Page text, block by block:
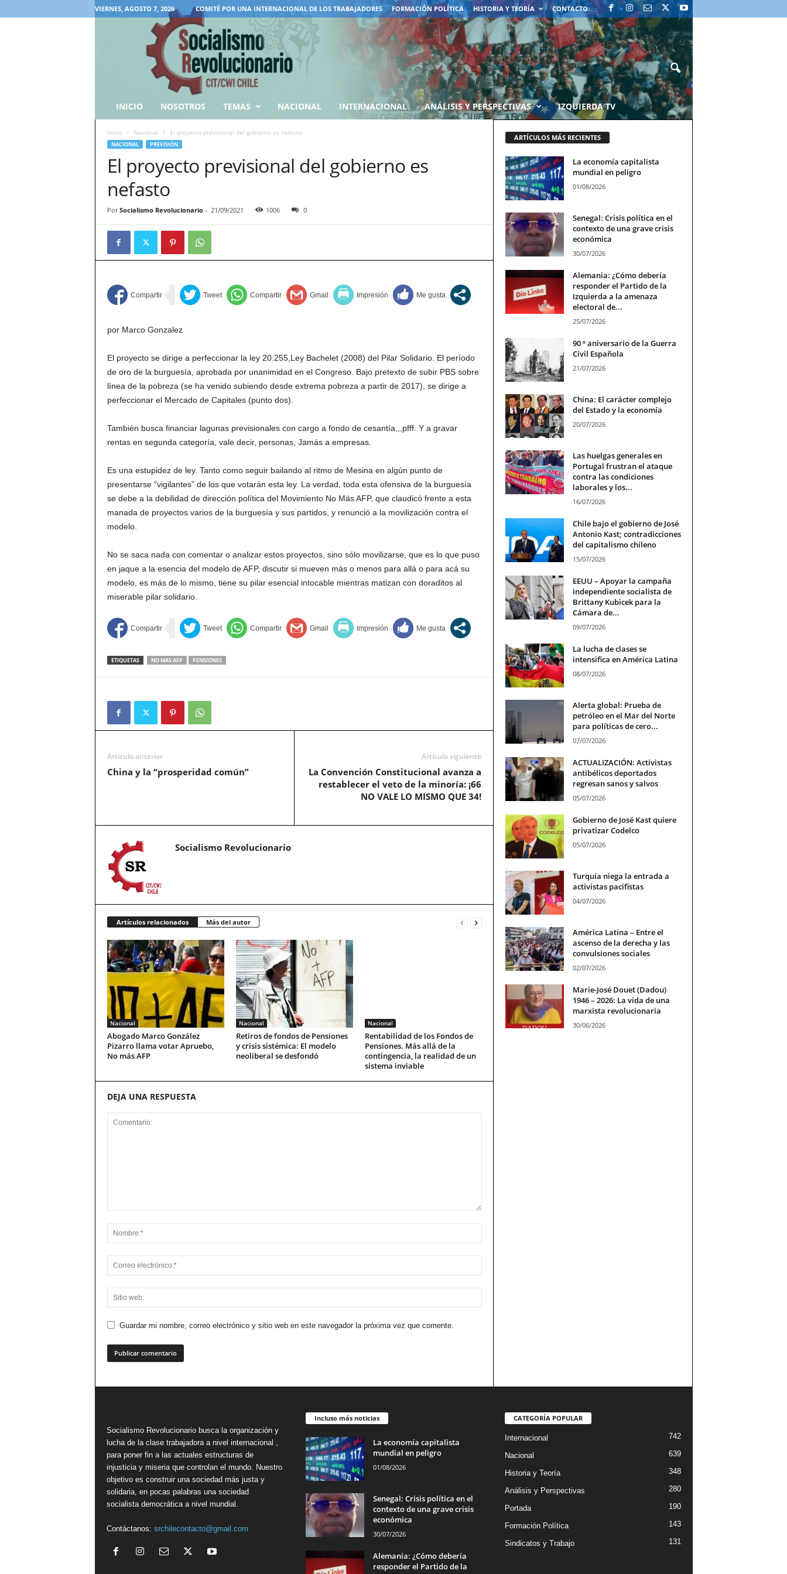
VIERNES, AGOSTO 7, 2026 COMITÉ POR UNA INTERNACIONAL DE LOS TRABAJADORES FORMACIÓN POLÍTICA HISTORIA Y TEORÍA CONTACTO
INICIO NOSOTROS TEMAS NACIONAL INTERNACIONAL ANÁLISIS Y PERSPECTIVAS IZQUIERDA TV
Inicio Nacional El proyecto previsional del gobierno es nefasto
NACIONAL PREVISIÓN
El proyecto previsional del gobierno es
nefasto
Por Socialismo Revolucionario- 21/09/2021 1006 0
por Marco Gonzalez
El proyecto se dirige a perfeccionar la ley 20.255,Ley Bachelet (2008) del Pilar Solidario. El período
de oro de la burguesía, aprobada por unanimidad en el Congreso. Bajo pretexto de subir PBS sobre
línea de la pobreza (se ha venido subiendo desde extrema pobreza a partir de 2017), se dirige a
perfeccionar el Mercado de Capitales (punto dos).
También busca financiar lagunas previsionales con cargo a fondo de cesantía,,,pfff. Y a gravar
rentas en segunda categoría, vale decir, personas, Jamás a empresas.
Es una estupidez de ley. Tanto como seguir bailando al ritmo de Mesina en algún punto de
presentarse “vigilantes” de los que votarán esta ley. La verdad, toda esta ofensiva de la burguesía
se debe a la debilidad de dirección política del Movimiento No Mäs AFP, que claudicó frente a esta
manada de proyectos varios de la burguesía y sus partidos, y renunció a la movilización contra el
modelo.
No se saca nada con comentar o analizar estos proyectos, sino sólo movilizarse, que es lo que puso
en jaque a la esencia del modelo de AFP, discutir si mueven más o menos para allá o para acá su
modelo, es más de lo mismo, tiene su pilar esencial intocable mientras matizan con doraditos al
miserable pilar solidario.
ETIQUETAS NO MAS AFP PENSIONES
Artículo anterior
China y la “prosperidad común”
Artículo siguiente
La Convención Constitucional avanza a
restablecer el veto de la minoría: ¡66
NO VALE LO MISMO QUE 34!
Socialismo Revolucionario
Artículos relacionados Más del autor
Nacional
Abogado Marco González
Pizarro llama votar Apruebo,
No más AFP
Nacional
Retiros de fondos de Pensiones
y crisis sistémica: El modelo
neoliberal se desfondó
Nacional
Rentabilidad de los Fondos de
Pensiones. Más allá de la
contingencia, la realidad de un
sistema inviable
DEJA UNA RESPUESTA
Guardar mi nombre, correo electrónico y sitio web en este navegador la próxima vez que comente.
ARTÍCULOS MÁS RECIENTES
La economía capitalista
mundial en peligro
01/08/2026
Senegal: Crisis política en el
contexto de una grave crisis
económica
30/07/2026
Alemania: ¿Cómo debería
responder el Partido de la
Izquierda a la amenaza
electoral de...
25/07/2026
90 º aniversario de la Guerra
Civil Española
21/07/2026
China: El carácter complejo
del Estado y la economía
20/07/2026
Las huelgas generales en
Portugal frustran el ataque
contra las condiciones
laborales y los...
16/07/2026
Chile bajo el gobierno de José
Antonio Kast; contradicciones
del capitalismo chileno
15/07/2026
EEUU – Apoyar la campaña
independiente socialista de
Brittany Kubicek para la
Cámara de...
09/07/2026
La lucha de clases se
intensifica en América Latina
08/07/2026
Alerta global: Prueba de
petróleo en el Mar del Norte
para políticas de cero...
07/07/2026
ACTUALIZACIÓN: Activistas
antibélicos deportados
regresan sanos y salvos
05/07/2026
Gobierno de José Kast quiere
privatizar Codelco
05/07/2026
Turquía niega la entrada a
activistas pacifistas
04/07/2026
América Latina – Entre el
ascenso de la derecha y las
convulsiones sociales
02/07/2026
Marie-José Douet (Dadou)
1946 – 2026: La vida de una
marxista revolucionaria
30/06/2026
Socialismo Revolucionario busca la organización y
lucha de la clase trabajadora a nivel internacional ,
para poner fin a las actuales estructuras de
injusticia y miseria que controlan el mundo. Nuestro
objetivo es construir una sociedad más justa y
solidaria, en pocas palabras una sociedad
socialista democrática a nivel mundial.
Contáctanos: srchilecontacto@gmail.com
Incluso más noticias
La economía capitalista
mundial en peligro
01/08/2026
Senegal: Crisis política en el
contexto de una grave crisis
económica
30/07/2026
Alemania: ¿Cómo debería
responder el Partido de la
CATEGORÍA POPULAR
Internacional 742
Nacional 639
Historia y Teoría 348
Análisis y Perspectivas 280
Portada 190
Formación Política 143
Sindicatos y Trabajo 131